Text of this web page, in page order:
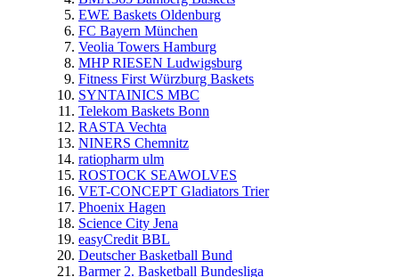
EWE Baskets Oldenburg
FC Bayern München
Veolia Towers Hamburg
MHP RIESEN Ludwigsburg
Fitness First Würzburg Baskets
SYNTAINICS MBC
Telekom Baskets Bonn
RASTA Vechta
NINERS Chemnitz
ratiopharm ulm
ROSTOCK SEAWOLVES
VET-CONCEPT Gladiators Trier
Phoenix Hagen
Science City Jena
easyCredit BBL
Deutscher Basketball Bund
Barmer 2. Basketball Bundesliga